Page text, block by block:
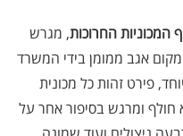
המכוניות החרוכות, מגרש
אגב ממומן בידי המשרד
פירט זהות כל מכונית
חולף ומרגש בסיפור אחר על